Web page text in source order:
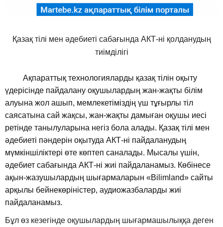
Қазақ тілі мен әдебиеті сабағында АКТ-ні қолданудың
тиімділігі
Ақпараттық технологияларды қазақ тілін оқыту
үдерісінде пайдалану оқушылардың жан-жақты білім
алуына жол ашып, мемлекетіміздің үш тұғырлы тіл
саясатына сай жақсы, жан-жақты дамыған оқушы иесі
ретінде танылуларына негіз бола алады. Қазақ тілі мен
әдебиеті пәндерін оқытуда АКТ-ні пайдаланудың
мүмкіншіліктері өте көптеп саналады. Мысалы үшін,
әдебиет сабағында АКТ-ні жиі пайдаланамыз. Көбінесе
ақын-жазушылардың шығармаларын «Bilimland» сайты
арқылы бейнекөріністер, аудиожазбаларды жиі
пайдаланамыз.
Бұл өз кезегінде оқушылардың шығармашылыққа деген